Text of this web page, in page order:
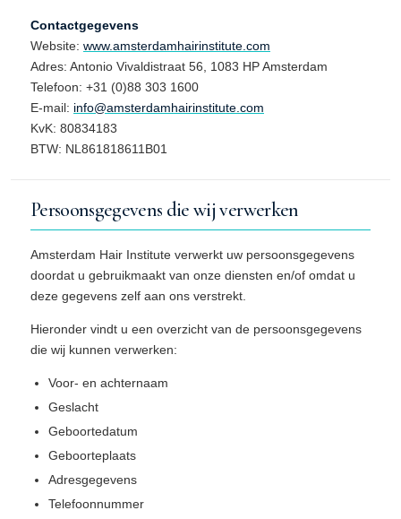
Contactgegevens
Website: www.amsterdamhairinstitute.com
Adres: Antonio Vivaldistraat 56, 1083 HP Amsterdam
Telefoon: +31 (0)88 303 1600
E-mail: info@amsterdamhairinstitute.com
KvK: 80834183
BTW: NL861818611B01
Persoonsgegevens die wij verwerken
Amsterdam Hair Institute verwerkt uw persoonsgegevens
doordat u gebruikmaakt van onze diensten en/of omdat u
deze gegevens zelf aan ons verstrekt.
Hieronder vindt u een overzicht van de persoonsgegevens
die wij kunnen verwerken:
Voor- en achternaam
Geslacht
Geboortedatum
Geboorteplaats
Adresgegevens
Telefoonnummer